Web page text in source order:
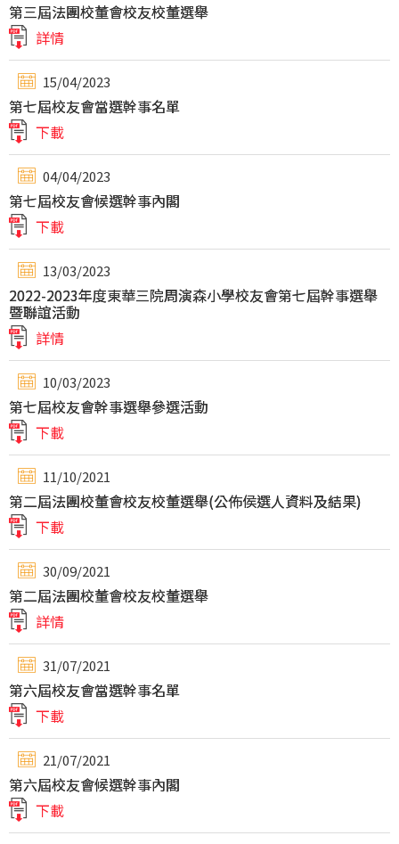
第三屆法團校董會校友校董選舉
詳情
15/04/2023
第七屆校友會當選幹事名單
下載
04/04/2023
第七屆校友會候選幹事內閣
下載
13/03/2023
2022-2023年度東華三院周演森小學校友會第七屆幹事選舉
暨聯誼活動
詳情
10/03/2023
第七屆校友會幹事選舉參選活動
下載
11/10/2021
第二屆法團校董會校友校董選舉(公佈侯選人資料及結果)
下載
30/09/2021
第二屆法團校董會校友校董選舉
詳情
31/07/2021
第六屆校友會當選幹事名單
下載
21/07/2021
第六屆校友會候選幹事內閣
下載